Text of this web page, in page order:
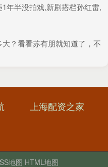
年半没拍戏,新剧搭档孙红雷,
？看看苏有朋就知道了，不
上海配资之家
地图 HTML地图